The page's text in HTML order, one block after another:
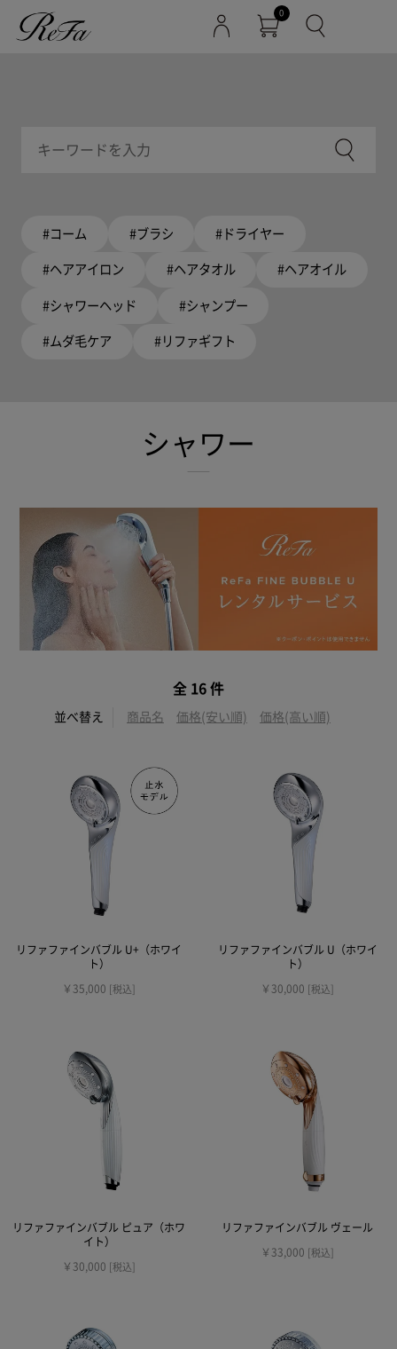
0
#コーム #ブラシ #ドライヤー
#ヘアアイロン #ヘアタオル #ヘアオイル
#シャワーヘッド #シャンプー
#ムダ毛ケア #リファギフト
シャワー
全 16 件
並べ替え 商品名 価格(安い順) 価格(高い順)
リファファインバブル U+（ホワイ
ト）
￥35,000 [税込]
リファファインバブル U（ホワイ
ト）
￥30,000 [税込]
リファファインバブル ピュア（ホワ
イト）
￥30,000 [税込]
リファファインバブル ヴェール
￥33,000 [税込]